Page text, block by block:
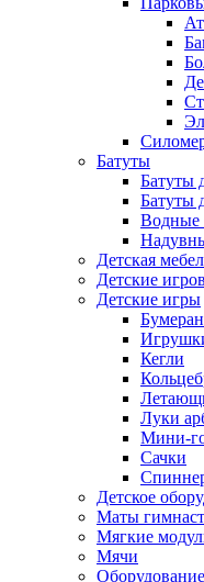
Батуты
Батуты
Батуты
Водные
Детская
Детские
Детские игры
Кегли
Луки
Мини-
Сачки
Детское
Маты
Мягкие
Мячи